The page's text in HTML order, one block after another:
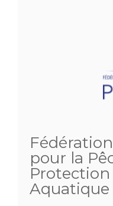
pour la
Aquatique